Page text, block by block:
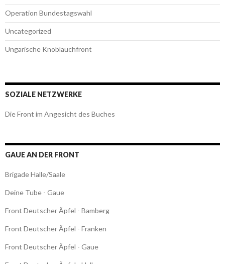
Operation Bundestagswahl
Uncategorized
Ungarische Knoblauchfront
SOZIALE NETZWERKE
Die Front im Angesicht des Buches
GAUE AN DER FRONT
Brigade Halle/Saale
Deine Tube - Gaue
Front Deutscher Äpfel - Bamberg
Front Deutscher Äpfel - Franken
Front Deutscher Äpfel - Gaue